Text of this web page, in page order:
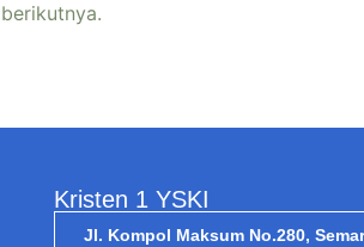
Kristen 1 YSKI
Jl. Kompol Maksum No.280,